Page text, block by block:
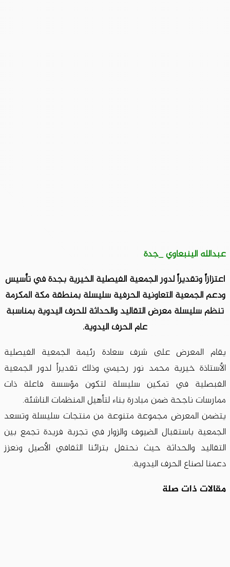
عبدالله الينبعاوي _جدة
اعتزازاً وتقديراً لدور الجمعية الفيصلية الخيرية بجدة في تأسيس
ودعم الجمعية التعاونية الحرفية سليسلة بمنطقة مكة المكرمة
تنظم سليسلة معرض التقاليد والحداثة للحرف اليدوية بمناسبة
عام الحرف اليدوية.
يقام المعرض على شرف سعادة رئيمة الجمعية الفيصلية
الأستاذة خيرية محمد نور رحيمي وذلك تقديراً لدور الجمعية
الفبصلية في تمكين سليسلة لتكون مؤسسة فاعلة ذات
ممارسات ناجحة ضمن مبادرة بناء لتأهيل المنظمات الناشئة.
يتضمن المعرض مجموعة متنوعة من منتجات سليسلة وتسعد
الجمعية باستقبال الضيوف والزوار في تجربة فريدة تجمع بين
التقاليد والحداثة حيث نحتفل بترائنا الثقافي الأصيل ونعزز
دعمنا لصناع الحرف اليدوية.
مقالات ذات صلة